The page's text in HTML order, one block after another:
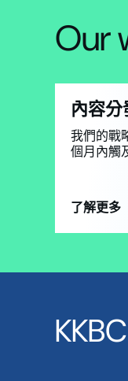
Our
內容
我們的戰
個月內觸
了解更多